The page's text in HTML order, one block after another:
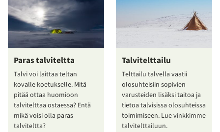
Paras talviteltta
Talvi voi laittaa teltan
kovalle koetukselle. Mitä
pitää ottaa huomioon
talvitelttaa ostaessa? Entä
mikä voisi olla paras
talviteltta?
Talvitelttailu
Telttailu talvella vaatii
olosuhteisiin sopivien
varusteiden lisäksi taitoa ja
tietoa talvisissa olosuhteissa
toimimiseen. Lue vinkkimme
talvitelttailuun.